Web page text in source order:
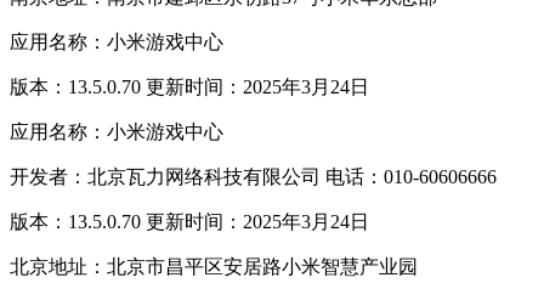
应用名称：小米游戏中心
版本：13.5.0.70 更新时间：2025年3月24日
应用名称：小米游戏中心
开发者：北京瓦力网络科技有限公司 电话：010-60606666
版本：13.5.0.70 更新时间：2025年3月24日
北京地址：北京市昌平区安居路小米智慧产业园